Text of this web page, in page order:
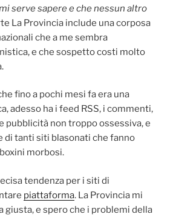
serve sapere e che nessun altro
La Provincia include una corposa
che a me sembra
e che sospetto costi molto
fino a pochi mesi fa era una
adesso ha i feed RSS, i commenti,
pubblicità non troppo ossessiva, e
di tanti siti blasonati che fanno
morbosi.
tendenza per i siti di
piattaforma. La Provincia mi
giusta, e spero che i problemi della